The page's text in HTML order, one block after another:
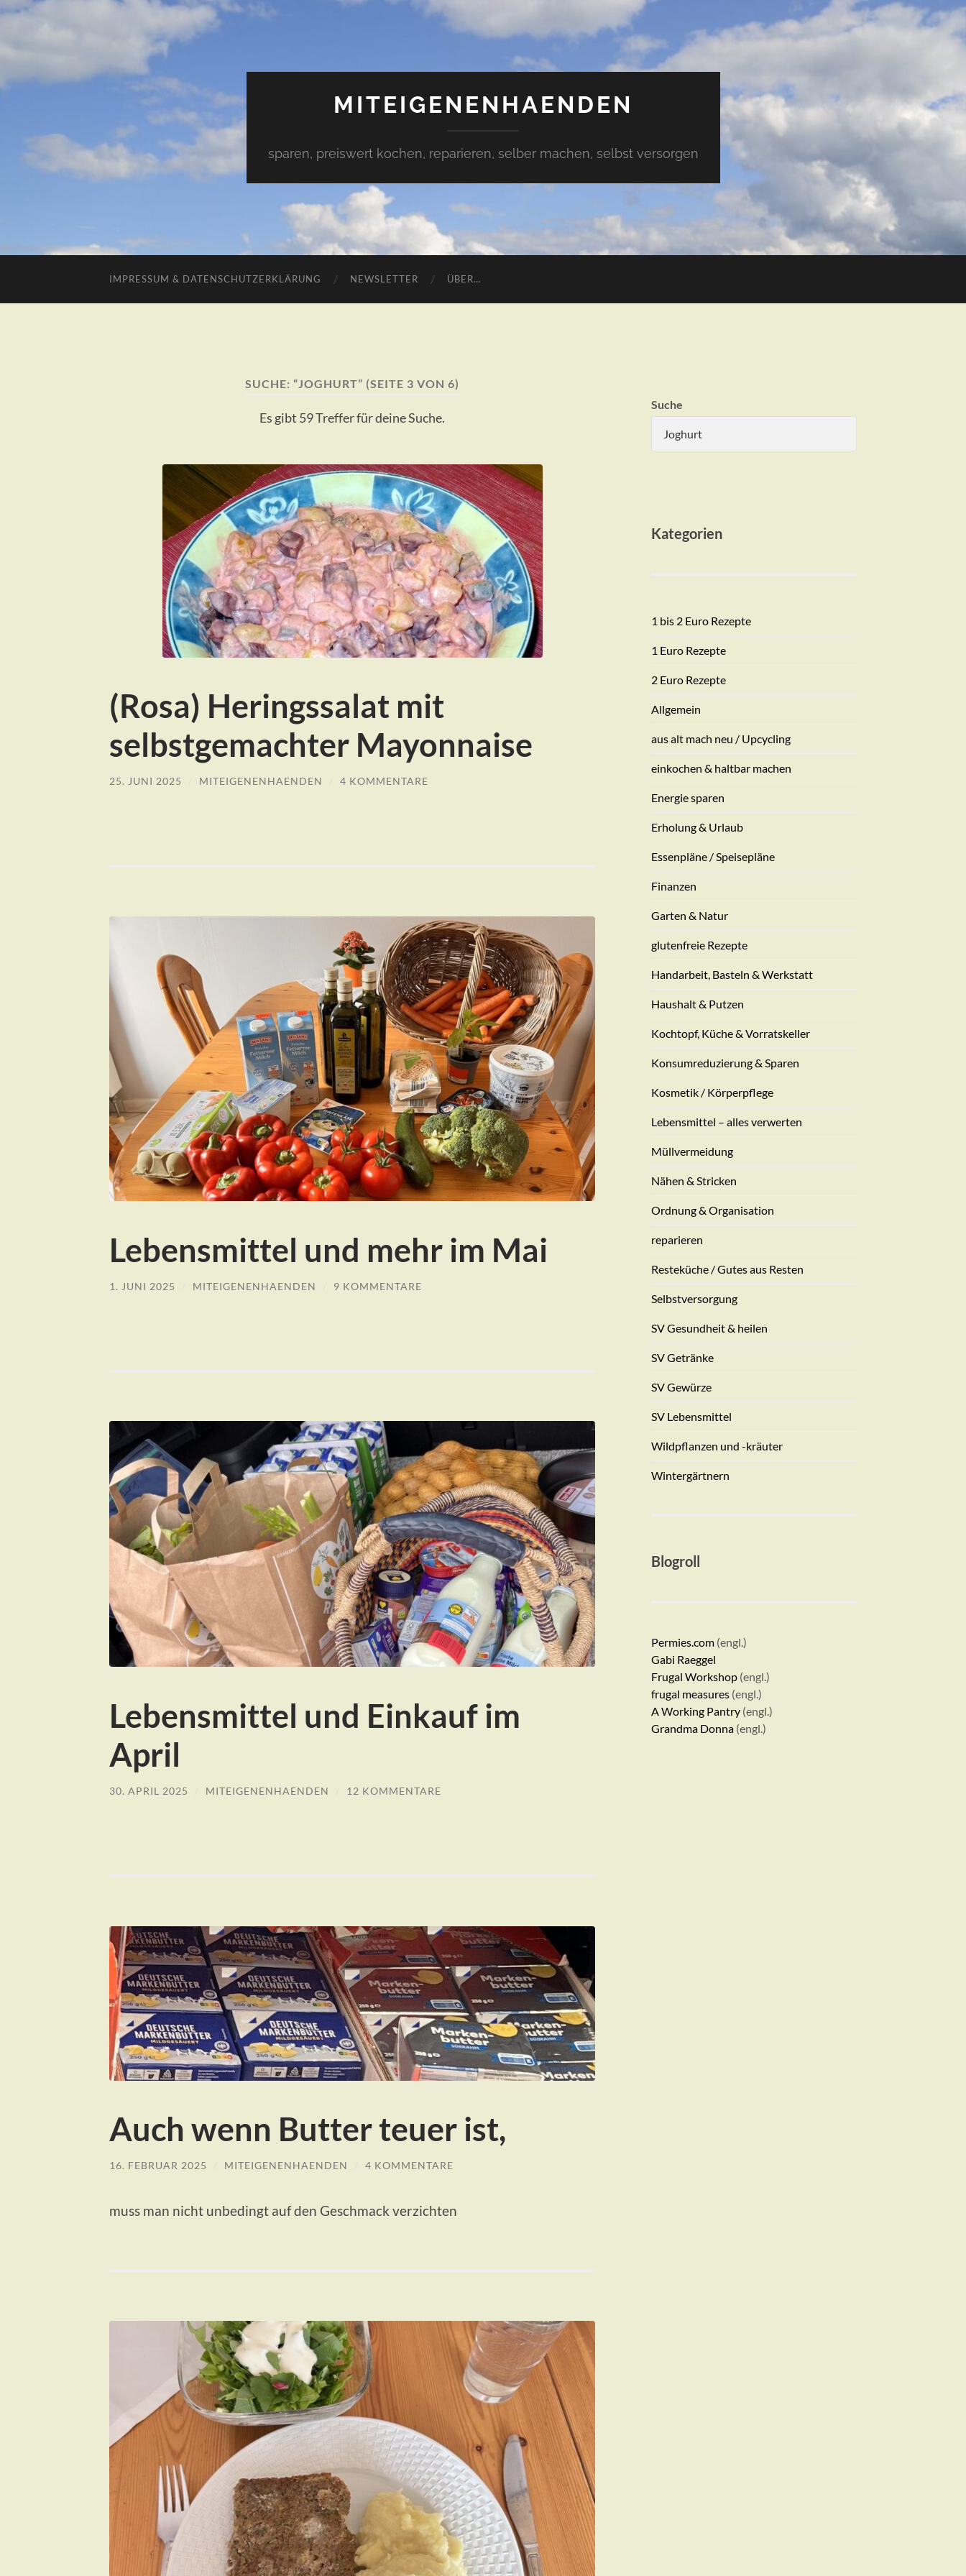
MITEIGENENHAENDEN
sparen, preiswert kochen, reparieren, selber machen, selbst versorgen
IMPRESSUM & DATENSCHUTZERKLÄRUNG NEWSLETTER ÜBER…
SUCHE: “JOGHURT” (SEITE 3 VON 6)
Es gibt 59 Treffer für deine Suche.
(Rosa) Heringssalat mit
selbstgemachter Mayonnaise
25. JUNI 2025 MITEIGENENHAENDEN 4 KOMMENTARE
Lebensmittel und mehr im Mai
1. JUNI 2025 MITEIGENENHAENDEN 9 KOMMENTARE
Lebensmittel und Einkauf im
April
30. APRIL 2025 MITEIGENENHAENDEN 12 KOMMENTARE
Auch wenn Butter teuer ist,
16. FEBRUAR 2025 MITEIGENENHAENDEN 4 KOMMENTARE
muss man nicht unbedingt auf den Geschmack verzichten
Suche
Kategorien
1 bis 2 Euro Rezepte
1 Euro Rezepte
2 Euro Rezepte
Allgemein
aus alt mach neu / Upcycling
einkochen & haltbar machen
Energie sparen
Erholung & Urlaub
Essenpläne / Speisepläne
Finanzen
Garten & Natur
glutenfreie Rezepte
Handarbeit, Basteln & Werkstatt
Haushalt & Putzen
Kochtopf, Küche & Vorratskeller
Konsumreduzierung & Sparen
Kosmetik / Körperpflege
Lebensmittel – alles verwerten
Müllvermeidung
Nähen & Stricken
Ordnung & Organisation
reparieren
Resteküche / Gutes aus Resten
Selbstversorgung
SV Gesundheit & heilen
SV Getränke
SV Gewürze
SV Lebensmittel
Wildpflanzen und -kräuter
Wintergärtnern
Blogroll
Permies.com (engl.)
Gabi Raeggel
Frugal Workshop (engl.)
frugal measures (engl.)
A Working Pantry (engl.)
Grandma Donna (engl.)